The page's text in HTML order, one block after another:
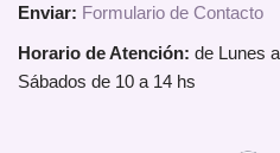
Enviar: Formulario de Contacto
Horario de Atención: de Lunes
Sábados de 10 a 14 hs